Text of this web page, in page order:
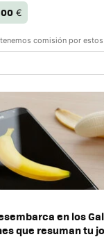
€
comisión por estos
en los
que resuman tu